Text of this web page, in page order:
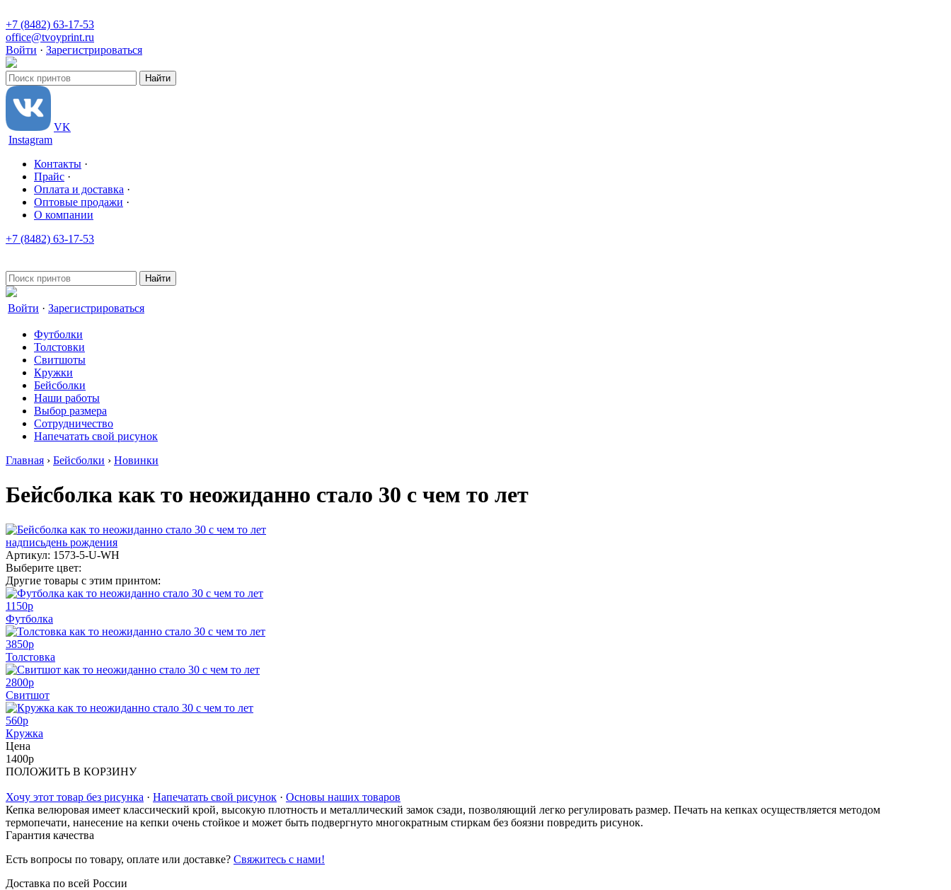
+7 (8482) 63-17-53
office@tvoyprint.ru
Войти · Зарегистрироваться
VK
Instagram
Контакты ·
Прайс ·
Оплата и доставка ·
Оптовые продажи ·
О компании
+7 (8482) 63-17-53
Войти · Зарегистрироваться
Футболки
Толстовки
Свитшоты
Кружки
Бейсболки
Наши работы
Выбор размера
Сотрудничество
Напечатать свой рисунок
Главная › Бейсболки › Новинки
Бейсболка как то неожиданно стало 30 с чем то лет
надписьдень рождения
Артикул: 1573-5-U-WH
Выберите цвет:
Другие товары с этим принтом:
1150p
Футболка
3850p
Толстовка
2800p
Свитшот
560p
Кружка
Цена
1400p
ПОЛОЖИТЬ В КОРЗИНУ
Хочу этот товар без рисунка · Напечатать свой рисунок · Основы наших товаров
Кепка велюровая имеет классический крой, высокую плотность и металлический замок сзади, позволяющий легко регулировать размер. Печать на кепках осуществляется методом
термопечати, нанесение на кепки очень стойкое и может быть подвергнуто многократным стиркам без боязни повредить рисунок.
Гарантия качества
Есть вопросы по товару, оплате или доставке? Свяжитесь с нами!
Доставка по всей России